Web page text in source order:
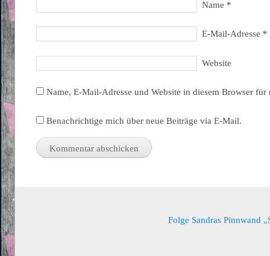
Name *
E-Mail-Adresse *
Website
Name, E-Mail-Adresse und Website in diesem Browser
Benachrichtige mich über neue Beiträge via E-Mail.
Folge Sandras Pinnwand